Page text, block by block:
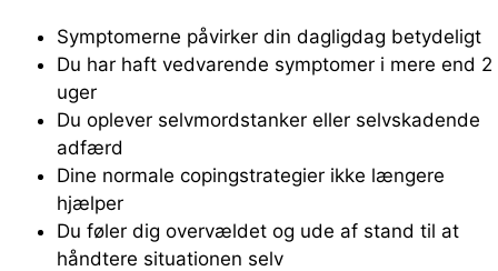
Symptomerne påvirker din dagligdag betydeligt
Du har haft vedvarende symptomer i mere end 2
uger
Du oplever selvmordstanker eller selvskadende
adfærd
Dine normale copingstrategier ikke længere
hjælper
Du føler dig overvældet og ude af stand til at
håndtere situationen selv